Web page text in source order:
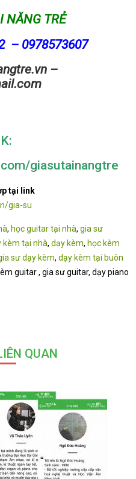
NĂNG TRẺ
– 0978573607
–
giasutainangtre
tại link
gia-su
, học guitar tại nhà, gia sư
kèm tại nhà, dạy kèm, học kèm
sư dạy kèm, dạy kèm tại buôn
guitar , gia sư guitar, dạy piano
QUAN